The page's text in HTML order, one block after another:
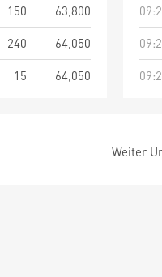
150
63,800
240
64,050
15 64,050
Weiter